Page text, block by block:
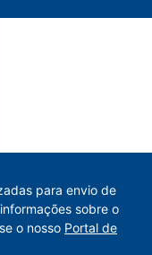
para envio de
sobre o
o nosso Portal de